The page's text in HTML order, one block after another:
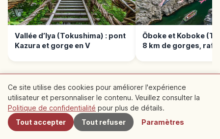
Vallée d’Iya (Tokushima) : pont
Kazura et gorge en V
Ōboke et Koboke
8 km de gorges,
LIRE LA SUITE →
Nourriture
À proximité
Ce site utilise des cookies pour améliorer l'expérience
utilisateur et personnaliser le contenu. Veuillez consulter la
Politique de confidentialité pour plus de détails.
Tout accepter
Tout refuser Paramètres